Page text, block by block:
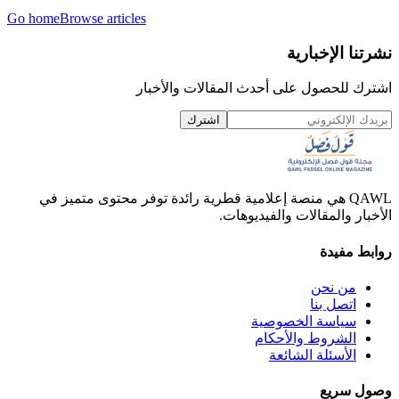
Go homeBrowse articles
نشرتنا الإخبارية
اشترك للحصول على أحدث المقالات والأخبار
اشترك
QAWL هي منصة إعلامية قطرية رائدة توفر محتوى متميز في
الأخبار والمقالات والفيديوهات.
روابط مفيدة
من نحن
اتصل بنا
سياسة الخصوصية
الشروط والأحكام
الأسئلة الشائعة
وصول سريع